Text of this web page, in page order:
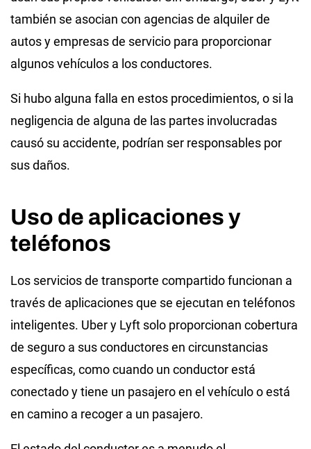
también se asocian con agencias de alquiler de
autos y empresas de servicio para proporcionar
algunos vehículos a los conductores.
Si hubo alguna falla en estos procedimientos, o si la
negligencia de alguna de las partes involucradas
causó su accidente, podrían ser responsables por
sus daños.
Uso de aplicaciones y
teléfonos
Los servicios de transporte compartido funcionan a
través de aplicaciones que se ejecutan en teléfonos
inteligentes. Uber y Lyft solo proporcionan cobertura
de seguro a sus conductores en circunstancias
específicas, como cuando un conductor está
conectado y tiene un pasajero en el vehículo o está
en camino a recoger a un pasajero.